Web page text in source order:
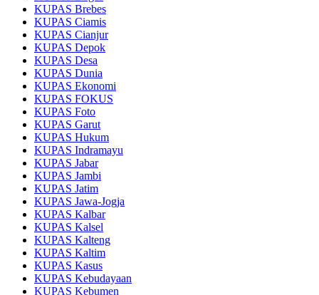
KUPAS Brebes
KUPAS Ciamis
KUPAS Cianjur
KUPAS Depok
KUPAS Desa
KUPAS Dunia
KUPAS Ekonomi
KUPAS FOKUS
KUPAS Foto
KUPAS Garut
KUPAS Hukum
KUPAS Indramayu
KUPAS Jabar
KUPAS Jambi
KUPAS Jatim
KUPAS Jawa-Jogja
KUPAS Kalbar
KUPAS Kalsel
KUPAS Kalteng
KUPAS Kaltim
KUPAS Kasus
KUPAS Kebudayaan
KUPAS Kebumen